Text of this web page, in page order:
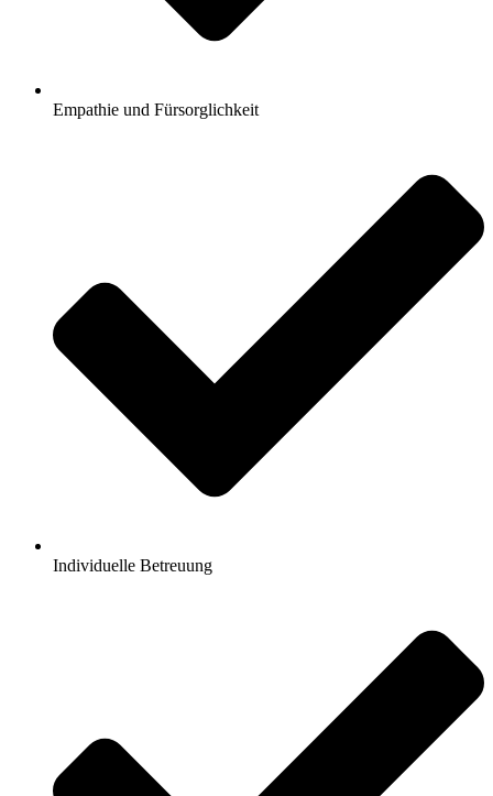
Empathie und Fürsorglichkeit
Individuelle Betreuung